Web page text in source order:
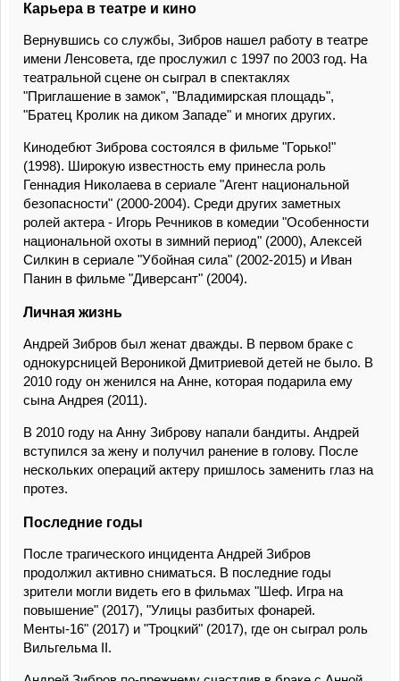
Карьера в театре и кино
Вернувшись со службы, Зибров нашел работу в театре
имени Ленсовета, где прослужил с 1997 по 2003 год. На
театральной сцене он сыграл в спектаклях
"Приглашение в замок", "Владимирская площадь",
"Братец Кролик на диком Западе" и многих других.
Кинодебют Зиброва состоялся в фильме "Горько!"
(1998). Широкую известность ему принесла роль
Геннадия Николаева в сериале "Агент национальной
безопасности" (2000-2004). Среди других заметных
ролей актера - Игорь Речников в комедии "Особенности
национальной охоты в зимний период" (2000), Алексей
Силкин в сериале "Убойная сила" (2002-2015) и Иван
Панин в фильме "Диверсант" (2004).
Личная жизнь
Андрей Зибров был женат дважды. В первом браке с
однокурсницей Вероникой Дмитриевой детей не было. В
2010 году он женился на Анне, которая подарила ему
сына Андрея (2011).
В 2010 году на Анну Зиброву напали бандиты. Андрей
вступился за жену и получил ранение в голову. После
нескольких операций актеру пришлось заменить глаз на
протез.
Последние годы
После трагического инцидента Андрей Зибров
продолжил активно сниматься. В последние годы
зрители могли видеть его в фильмах "Шеф. Игра на
повышение" (2017), "Улицы разбитых фонарей.
Менты-16" (2017) и "Троцкий" (2017), где он сыграл роль
Вильгельма II.